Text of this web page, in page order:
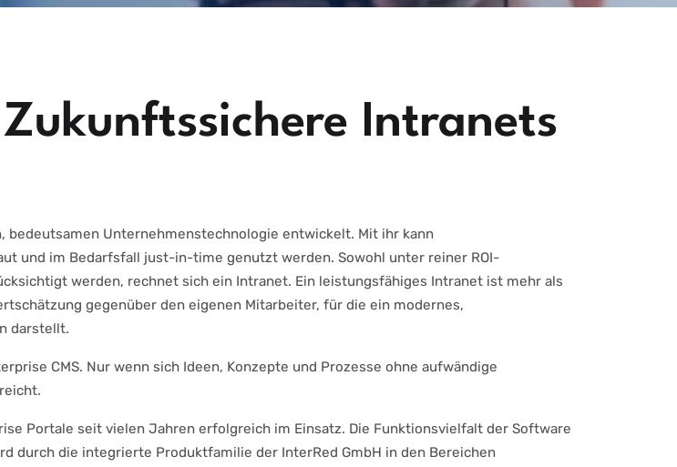
Intranets
Unternehmenstechnologie entwickelt. Mit ihr kann
und im Bedarfsfall just-in-time genutzt werden. Sowohl unter reiner ROI-
werden, rechnet sich ein Intranet. Ein leistungsfähiges Intranet ist mehr als
gegenüber den eigenen Mitarbeiter, für die ein modernes,
darstellt.
CMS. Nur wenn sich Ideen, Konzepte und Prozesse ohne aufwändige
Portale seit vielen Jahren erfolgreich im Einsatz. Die Funktionsvielfalt der Software
durch die integrierte Produktfamilie der InterRed GmbH in den Bereichen